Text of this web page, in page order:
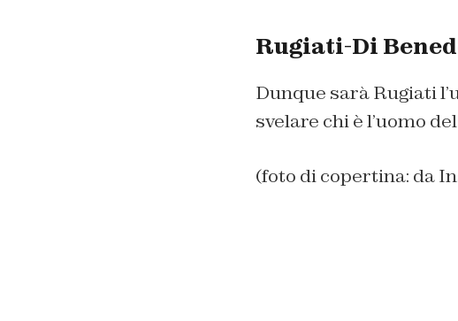
Rugiati-Di
Dunque sarà Rugiati
svelare chi è l’uomo
(foto di copertina: da